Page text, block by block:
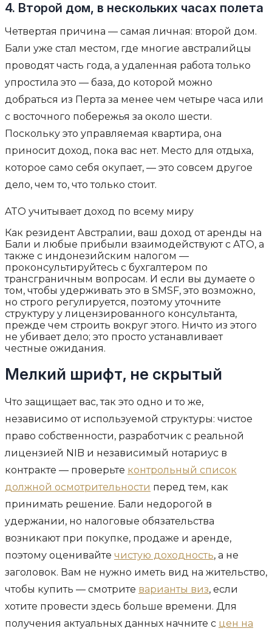
4. Второй дом, в нескольких часах полета
Четвертая причина — самая личная: второй дом.
Бали уже стал местом, где многие австралийцы
проводят часть года, а удаленная работа только
упростила это — база, до которой можно
добраться из Перта за менее чем четыре часа или
с восточного побережья за около шести.
Поскольку это управляемая квартира, она
приносит доход, пока вас нет. Место для отдыха,
которое само себя окупает, — это совсем другое
дело, чем то, что только стоит.
ATO учитывает доход по всему миру
Как резидент Австралии, ваш доход от аренды на
Бали и любые прибыли взаимодействуют с ATO, а
также с индонезийским налогом —
проконсультируйтесь с бухгалтером по
трансграничным вопросам. И если вы думаете о
том, чтобы удерживать это в SMSF, это возможно,
но строго регулируется, поэтому уточните
структуру у лицензированного консультанта,
прежде чем строить вокруг этого. Ничто из этого
не убивает дело; это просто устанавливает
честные ожидания.
Мелкий шрифт, не скрытый
Что защищает вас, так это одно и то же,
независимо от используемой структуры: чистое
право собственности, разработчик с реальной
лицензией NIB и независимый нотариус в
контракте — проверьте контрольный список
должной осмотрительности перед тем, как
принимать решение. Бали недорогой в
удержании, но налоговые обязательства
возникают при покупке, продаже и аренде,
поэтому оценивайте чистую доходность, а не
заголовок. Вам не нужно иметь вид на жительство,
чтобы купить — смотрите варианты виз, если
хотите провести здесь больше времени. Для
получения актуальных данных начните с цен на